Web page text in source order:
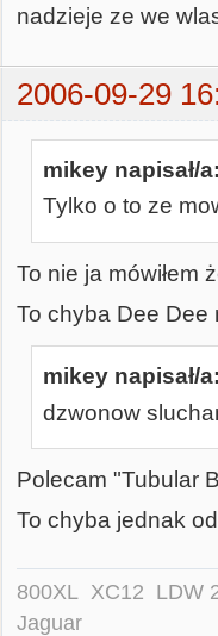
nadzieje ze we
2006-09-29
mikey napisał/
Tylko o to ze
To nie ja mówiłem
To chyba Dee Dee
mikey napisał/
dzwonow
Polecam "Tubular
To chyba jednak
800XL XC12 LDW
Jaguar